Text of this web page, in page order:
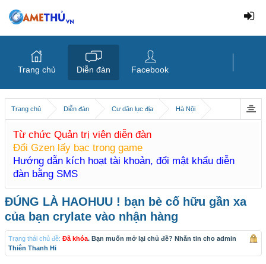
Trang chủ Diễn đàn Cư dân lục địa Hà Nội
Từ chức Quản trị viên diễn đàn
Đổi Gzen lấy bạc trong game
Hướng dẫn kích hoạt tài khoản, đổi mật khẩu diễn
đàn bằng SMS
ĐÚNG LÀ HAOHUU ! bạn bè cố hữu gần xa
của bạn crylate vào nhận hàng
Trạng thái chủ đề: Đã khóa. Bạn muốn mở lại chủ đề? Nhắn tin cho admin
Thiên Thanh Hi
Trang chủ Diễn đàn Facebook